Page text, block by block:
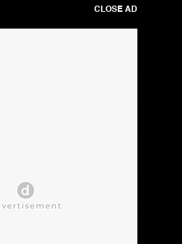
CLOSE AD